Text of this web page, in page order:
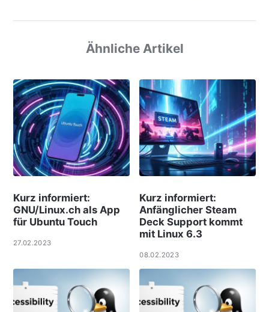
Ähnliche Artikel
Kurz informiert:
GNU/Linux.ch als App
für Ubuntu Touch
27.02.2023
Kurz informiert:
Anfänglicher Steam
Deck Support kommt
mit Linux 6.3
08.02.2023